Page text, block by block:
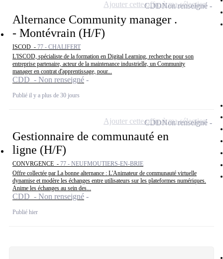
Alternance Community manager .
- Montévrain (H/F)
ISCOD - 77 - CHALIFERT
L'ISCOD, spécialiste de la formation en Digital Learning, recherche pour son
entreprise partenaire, acteur de la maintenance industrielle, un Community
manager en contrat d'apprentissage, pour...
CDD - Non renseigné
Publié il y a plus de 30 jours
CDDNon renseigné
Ajouter cette offre à ma sélection
Gestionnaire de communauté en
ligne (H/F)
CONVRGENCE - 77 - NEUFMOUTIERS-EN-BRIE
Offre collectée par La bonne alternance : L'Animateur de communauté virtuelle
dynamise et modère les échanges entre utilisateurs sur les plateformes numériques.
Anime les échanges au sein des...
CDD - Non renseigné
Publié hier
CDDNon renseigné
Ajouter cette offre à ma sélection